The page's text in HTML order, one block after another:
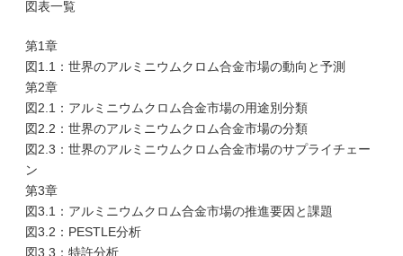
図表一覧
第1章
図1.1：世界のアルミニウムクロム合金市場の動向と予測
第2章
図2.1：アルミニウムクロム合金市場の用途別分類
図2.2：世界のアルミニウムクロム合金市場の分類
図2.3：世界のアルミニウムクロム合金市場のサプライチェー
ン
第3章
図3.1：アルミニウムクロム合金市場の推進要因と課題
図3.2：PESTLE分析
図3.3：特許分析